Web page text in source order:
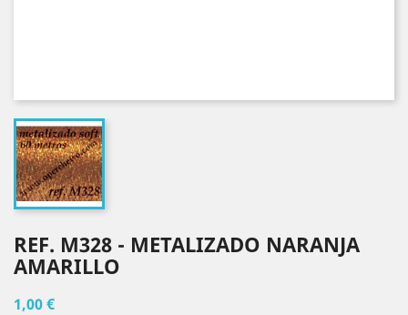
REF. M328 - METALIZADO NARANJA
AMARILLO
1,00 €